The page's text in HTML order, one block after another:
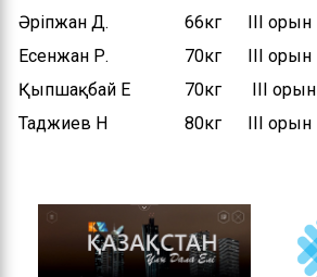
Әріпжан Д.
66кг ІІІ орын
Есенжан Р.
70кг ІІІ орын
Қыпшақбай Е
70кг ІІІ орын
Таджиев Н
80кг ІІІ орын